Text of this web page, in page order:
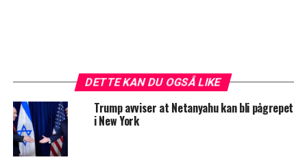
DETTE KAN DU OGSÅ LIKE
Trump avviser at Netanyahu kan bli pågrepet
i New York